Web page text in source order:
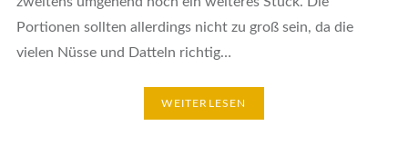
Portionen sollten allerdings nicht zu groß sein, da die
vielen Nüsse und Datteln richtig…
WEITERLESEN